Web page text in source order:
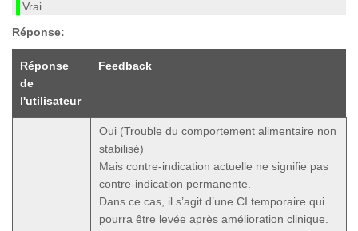
Vrai
Réponse:
Réponse
de
l'utilisateur
Feedback
Oui (Trouble du comportement alimentaire non
stabilisé)
Mais contre-indication actuelle ne signifie pas
contre-indication permanente.
Dans ce cas, il s’agit d’une CI temporaire qui
pourra être levée après amélioration clinique.